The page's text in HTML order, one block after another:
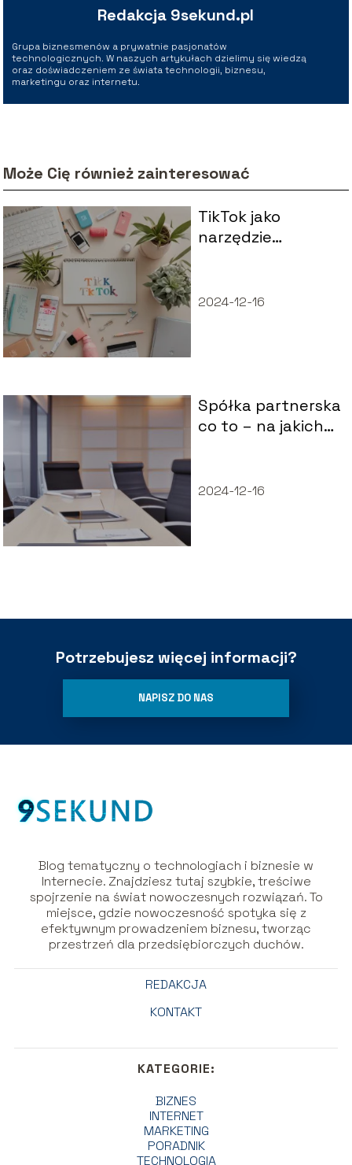
Redakcja 9sekund.pl
Grupa biznesmenów a prywatnie pasjonatów
technologicznych. W naszych artykułach dzielimy się wiedzą
oraz doświadczeniem ze świata technologii, biznesu,
marketingu oraz internetu.
Może Cię również zainteresować
TikTok jako
narzędzie
inwestować?
2024-12-16
Spółka partnerska
co to – na jakich
2024-12-16
Potrzebujesz więcej informacji?
NAPISZ DO NAS
Blog tematyczny o technologiach i biznesie w
Internecie. Znajdziesz tutaj szybkie, treściwe
spojrzenie na świat nowoczesnych rozwiązań. To
miejsce, gdzie nowoczesność spotyka się z
efektywnym prowadzeniem biznesu, tworząc
przestrzeń dla przedsiębiorczych duchów.
REDAKCJA
KONTAKT
KATEGORIE:
BIZNES
INTERNET
MARKETING
PORADNIK
TECHNOLOGIA